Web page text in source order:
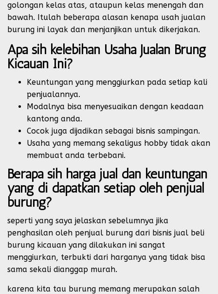
golongan kelas atas, ataupun kelas menengah dan
bawah. Itulah beberapa alasan kenapa usah jualan
burung ini layak dan menjanjikan untuk dikerjakan.
Apa sih kelebihan Usaha Jualan Brung
Kicauan Ini?
Keuntungan yang menggiurkan pada setiap kali
penjualannya.
Modalnya bisa menyesuaikan dengan keadaan
kantong anda.
Cocok juga dijadikan sebagai bisnis sampingan.
Usaha yang memang sekaligus hobby tidak akan
membuat anda terbebani.
Berapa sih harga jual dan keuntungan
yang di dapatkan setiap oleh penjual
burung?
seperti yang saya jelaskan sebelumnya jika
penghasilan oleh penjual burung dari bisnis jual beli
burung kicauan yang dilakukan ini sangat
menggiurkan, terbukti dari harganya yang tidak bisa
sama sekali dianggap murah.
karena kita tau burung memang merupakan salah